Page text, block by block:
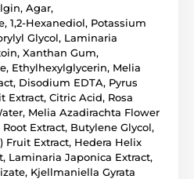
Agar,
1,2-Hexanediol, Potassium
Glycol, Laminaria
Xanthan Gum,
Ethylhexylglycerin, Melia
Disodium EDTA, Pyrus
Extract, Citric Acid, Rosa
Melia Azadirachta Flower
Extract, Butylene Glycol,
Fruit Extract, Hedera Helix
Laminaria Japonica Extract,
Kjellmaniella Gyrata